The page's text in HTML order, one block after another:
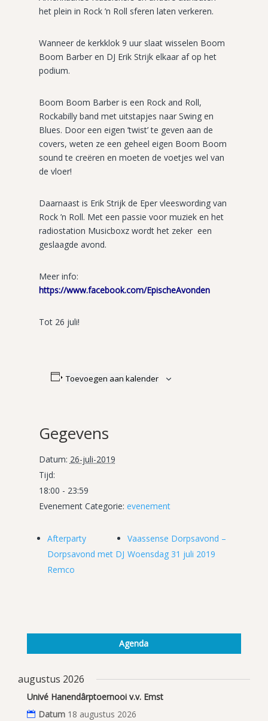
het plein in Rock ’n Roll sferen laten verkeren.
Wanneer de kerkklok 9 uur slaat wisselen Boom
Boom Barber en DJ Erik Strijk elkaar af op het
podium.
Boom Boom Barber is een Rock and Roll,
Rockabilly band met uitstapjes naar Swing en
Blues. Door een eigen ’twist’ te geven aan de
covers, weten ze een geheel eigen Boom Boom
sound te creëren en moeten de voetjes wel van
de vloer!
Daarnaast is Erik Strijk de Eper vleeswording van
Rock ’n Roll. Met een passie voor muziek en het
radiostation Musicboxz wordt het zeker een
geslaagde avond.
Meer info:
https://www.facebook.com/EpischeAvonden
Tot 26 juli!
Toevoegen aan kalender
Gegevens
Datum: 26-juli-2019
Tijd:
18:00 - 23:59
Evenement Categorie: evenement
Afterparty
Dorpsavond met DJ
Remco
Vaassense Dorpsavond –
Woensdag 31 juli 2019
Agenda
augustus 2026
Univé Hanendârptoernooi v.v. Emst
Datum 18 augustus 2026